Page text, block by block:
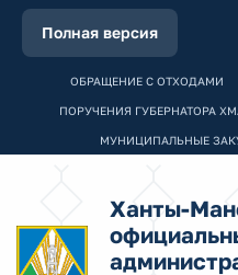
Полная версия
ОБРАЩЕНИЕ С ОТХОДАМИ
ПОРУЧЕНИЯ ГУБЕРНАТОРА
МУНИЦИПАЛЬНЫЕ
Ханты-